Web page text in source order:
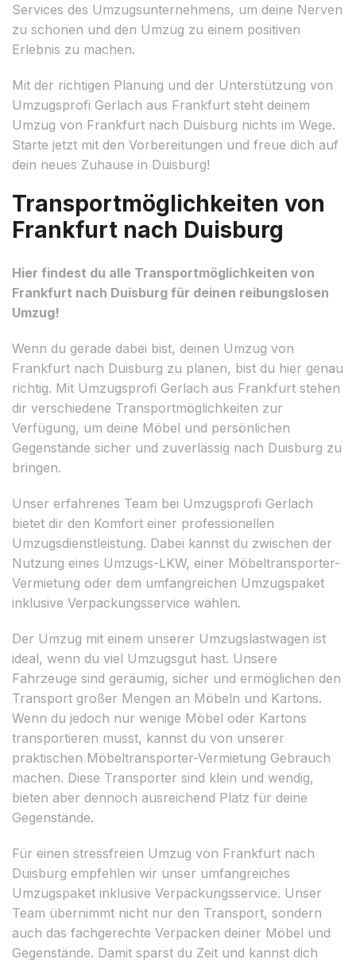
Services des Umzugsunternehmens, um deine Nerven
zu schonen und den Umzug zu einem positiven
Erlebnis zu machen.
Mit der richtigen Planung und der Unterstützung von
Umzugsprofi Gerlach aus Frankfurt steht deinem
Umzug von Frankfurt nach Duisburg nichts im Wege.
Starte jetzt mit den Vorbereitungen und freue dich auf
dein neues Zuhause in Duisburg!
Transportmöglichkeiten von
Frankfurt nach Duisburg
Hier findest du alle Transportmöglichkeiten von
Frankfurt nach Duisburg für deinen reibungslosen
Umzug!
Wenn du gerade dabei bist, deinen Umzug von
Frankfurt nach Duisburg zu planen, bist du hier genau
richtig. Mit Umzugsprofi Gerlach aus Frankfurt stehen
dir verschiedene Transportmöglichkeiten zur
Verfügung, um deine Möbel und persönlichen
Gegenstände sicher und zuverlässig nach Duisburg zu
bringen.
Unser erfahrenes Team bei Umzugsprofi Gerlach
bietet dir den Komfort einer professionellen
Umzugsdienstleistung. Dabei kannst du zwischen der
Nutzung eines Umzugs-LKW, einer Möbeltransporter-
Vermietung oder dem umfangreichen Umzugspaket
inklusive Verpackungsservice wählen.
Der Umzug mit einem unserer Umzugslastwagen ist
ideal, wenn du viel Umzugsgut hast. Unsere
Fahrzeuge sind geräumig, sicher und ermöglichen den
Transport großer Mengen an Möbeln und Kartons.
Wenn du jedoch nur wenige Möbel oder Kartons
transportieren musst, kannst du von unserer
praktischen Möbeltransporter-Vermietung Gebrauch
machen. Diese Transporter sind klein und wendig,
bieten aber dennoch ausreichend Platz für deine
Gegenstände.
Für einen stressfreien Umzug von Frankfurt nach
Duisburg empfehlen wir unser umfangreiches
Umzugspaket inklusive Verpackungsservice. Unser
Team übernimmt nicht nur den Transport, sondern
auch das fachgerechte Verpacken deiner Möbel und
Gegenstände. Damit sparst du Zeit und kannst dich